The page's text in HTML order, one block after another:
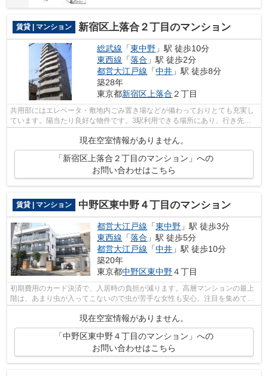
賃貸 | マンション 新宿区上落合２丁目のマンション
総武線 「東中野 」駅 徒歩10分
東西線 「落合 」駅 徒歩2分
都営大江戸線 「中井 」駅 徒歩8分
築28年
東京都新宿区上落合 ２丁目
共用部にはエレベータ・敷地内ごみ置き場などが備わっておりとても充実し
ています。陽当たり良好な物件です。3駅利用できる場所にあり、行き先に
現在空室情報がありません。
「新宿区上落合２丁目のマンション」への
お問い合わせはこちら
賃貸 | マンション 中野区東中野４丁目のマンション
都営大江戸線 「東中野 」駅 徒歩3分
東西線 「落合 」駅 徒歩5分
都営大江戸線 「中井 」駅 徒歩10分
築20年
東京都中野区東中野４丁目
初期費用のカード決済で、入居時の負担が減ります。高層マンションの最上
階は、あまり虫が入ってこないので虫が苦手な女性も安心。注目を集めてい
るのが、敷地内ごみ置き場のある物件...
現在空室情報がありません。
「中野区東中野４丁目のマンション」への
お問い合わせはこちら